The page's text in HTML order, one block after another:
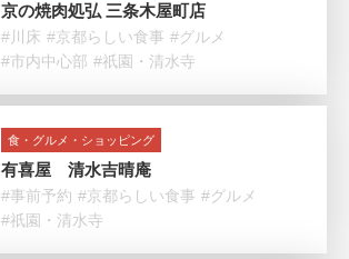
京の焼肉処弘 三条木屋町店
#川床 #京都らしい食事 #グルメ
#市内中心部 #祇園・清水寺
食・グルメ・ショッピング
有喜屋 清水吉晴庵
#事前予約 #京都らしい食事 #グルメ
#祇園・清水寺